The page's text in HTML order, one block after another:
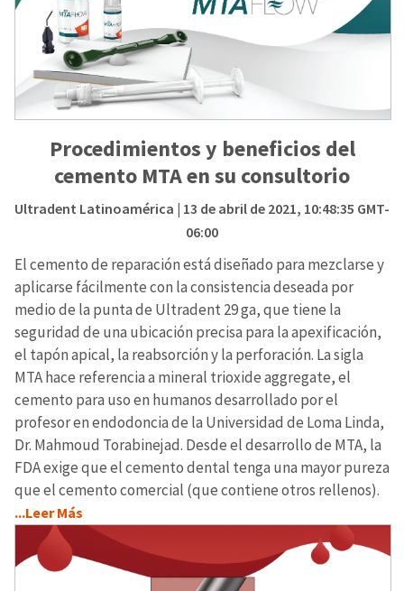
Procedimientos y beneficios del
cemento MTA en su consultorio
Ultradent Latinoamérica | 13 de abril de 2021, 10:48:35 GMT-
06:00
El cemento de reparación está diseñado para mezclarse y
aplicarse fácilmente con la consistencia deseada por
medio de la punta de Ultradent 29 ga, que tiene la
seguridad de una ubicación precisa para la apexificación,
el tapón apical, la reabsorción y la perforación. La sigla
MTA hace referencia a mineral trioxide aggregate, el
cemento para uso en humanos desarrollado por el
profesor en endodoncia de la Universidad de Loma Linda,
Dr. Mahmoud Torabinejad. Desde el desarrollo de MTA, la
FDA exige que el cemento dental tenga una mayor pureza
que el cemento comercial (que contiene otros rellenos).
...Leer Más